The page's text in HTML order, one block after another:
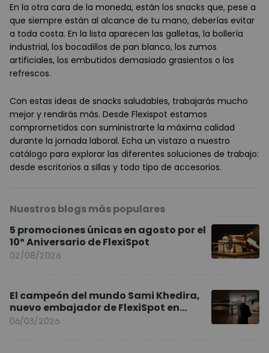
En la otra cara de la moneda, están los snacks que, pese a
que siempre están al alcance de tu mano, deberías evitar
a toda costa. En la lista aparecen las galletas, la bollería
industrial, los bocadillos de pan blanco, los zumos
artificiales, los embutidos demasiado grasientos o los
refrescos.
Con estas ideas de snacks saludables, trabajarás mucho
mejor y rendirás más. Desde Flexispot estamos
comprometidos con suministrarte la máxima calidad
durante la jornada laboral. Echa un vistazo a nuestro
catálogo para explorar las diferentes soluciones de trabajo:
desde escritorios a sillas y todo tipo de accesorios.
Nuestros blogs más populares
5 promociones únicas en agosto por el
10º Aniversario de FlexiSpot
02/08/2026
El campeón del mundo Sami Khedira,
nuevo embajador de FlexiSpot en
Europa
06/03/2026